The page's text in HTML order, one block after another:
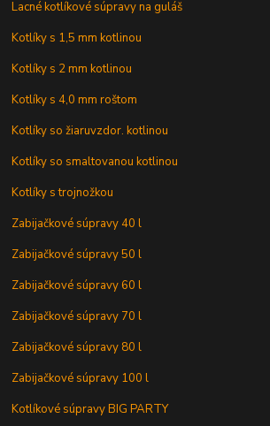
Lacné kotlíkové súpravy na guláš
Kotlíky s 1,5 mm kotlinou
Kotlíky s 2 mm kotlinou
Kotlíky s 4,0 mm roštom
Kotlíky so žiaruvzdor. kotlinou
Kotlíky so smaltovanou kotlinou
Kotlíky s trojnožkou
Zabijačkové súpravy 40 l
Zabijačkové súpravy 50 l
Zabijačkové súpravy 60 l
Zabijačkové súpravy 70 l
Zabijačkové súpravy 80 l
Zabijačkové súpravy 100 l
Kotlíkové súpravy BIG PARTY